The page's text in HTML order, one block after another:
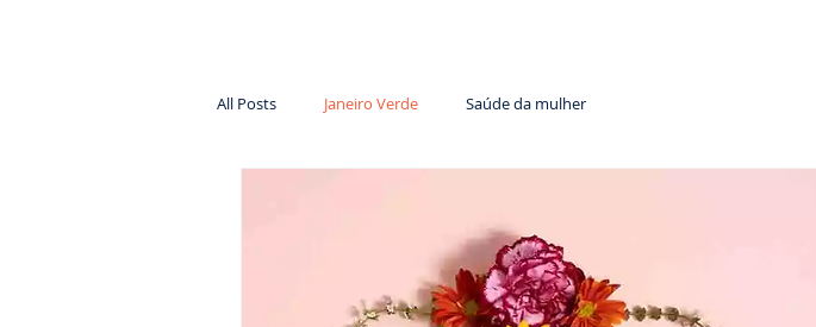
All Posts Janeiro Verde Saúde da mulher